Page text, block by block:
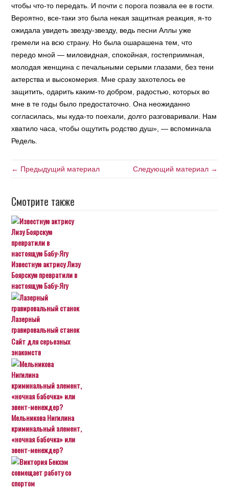
чтобы что-то передать. И почти с порога позвала ее в гости.
Вероятно, все-таки это была некая защитная реакция, я-то
ожидала увидеть звезду-звезду, ведь песни Аллы уже
гремели на всю страну. Но была ошарашена тем, что
передо мной — миловидная, спокойная, гостеприимная,
молодая женщина с печальными серыми глазами, без тени
актерства и высокомерия. Мне сразу захотелось ее
защитить, одарить каким-то добром, радостью, которых во
мне в те годы было предостаточно. Она неожиданно
согласилась, мы куда-то поехали, долго разговаривали. Нам
хватило часа, чтобы ощутить родство душ», — вспоминала
Редель.
← Предыдущий материал Следующий материал →
Смотрите также
Известную актрису Лизу
Боярскую превратили в
настоящую Бабу-Ягу
Лазерный
гравировальный станок
Сайт для серьезных
знакомств
Мельникова Нигилина
криминальный элемент,
«ночная бабочка» или
эвент-менеждер?